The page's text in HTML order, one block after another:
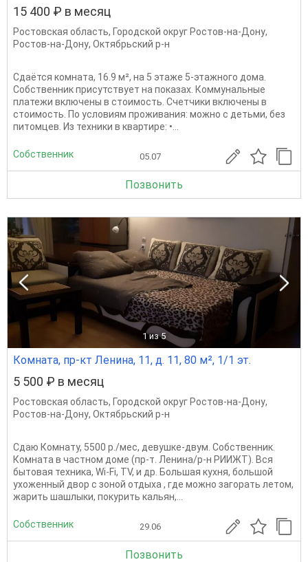
15 400 ₽ в месяц
Ростовская область, Городской округ Ростов-на-Дону,
Ростов-на-Дону, Октябрьский р-н
Сдаётся комната, 16.9 м², на 5 этаже 5-этажного дома.
Собственник присутствует на показах. Коммунальные
платежи включены в стоимость. Счетчики включены в
стоимость. По условиям проживания: можно с детьми, без
питомцев. Из техники в квартире: •...
Собственник 05.07
Позвонить
1 из 5
Комната, пр-кт Ленина, 11, д. 11, 80 м², 1/1 эт.
5 500 ₽ в месяц
Ростовская область, Городской округ Ростов-на-Дону,
Ростов-на-Дону, Октябрьский р-н
Сдаю Комнату, 5500 р./мес, девушке-двум. Собственник.
Комната в частном доме (пр-т. Ленина/р-н РИИЖТ). Вся
бытовая техника, Wi-Fi, TV, и др. Большая кухня, большой
ухоженный двор с зоной отдыха , где можно загорать летом,
жарить шашлыки, покурить кальян,...
Собственник 29.06
Позвонить